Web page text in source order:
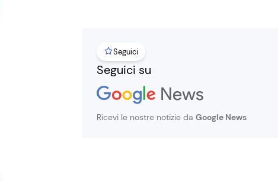
Seguici
Seguici su
Ricevi le nostre notizie da Google News